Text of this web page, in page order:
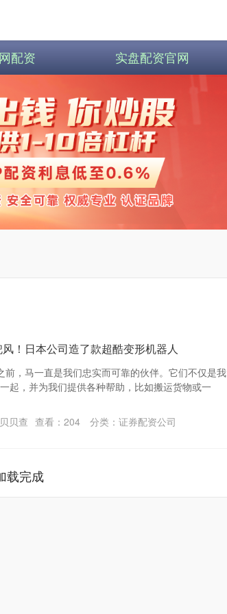
配资 实盘配资官网
！日本公司造了款超酷变形机器人
，马一直是我们忠实而可靠的伙伴。它们不仅是我
起，并为我们提供各种帮助，比如搬运货物或一
贝查 查看： 204 分类： 证券配资公司
载完成